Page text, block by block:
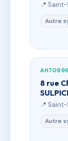
📍
Autre
8 rue
📍
Autre